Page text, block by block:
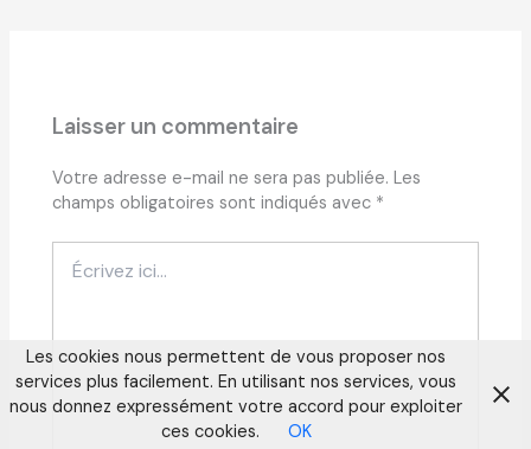
Laisser un commentaire
Votre adresse e-mail ne sera pas publiée. Les
champs obligatoires sont indiqués avec *
ici…
Les cookies nous permettent de vous proposer nos
services plus facilement. En utilisant nos services, vous
nous donnez expressément votre accord pour exploiter
ces cookies.
OK